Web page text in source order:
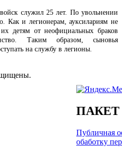
служил 25 лет. По увольнении
Как и легионерам, ауксилариям не
детям от неофициальных браков
Таким образом, сыновья
на службу в легионы.
Публичная
обаботку